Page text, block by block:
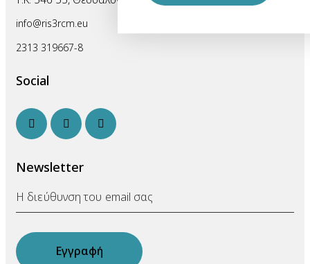
info@ris3rcm.eu
2313 319667-8
Social
facebook-linkedintwitter-
Newsletter
Εγγραφή